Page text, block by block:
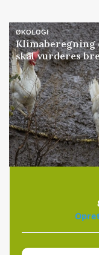
ØKOLOGI
skal vurderes